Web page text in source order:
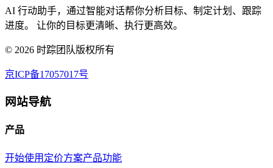
AI 行动助手，通过智能对话帮你分析目标、制定计划、跟踪
进度。 让你的目标更清晰、执行更高效。
© 2026 时踪团队版权所有
京ICP备17057017号
网站导航
产品
开始使用 定价方案产品功能